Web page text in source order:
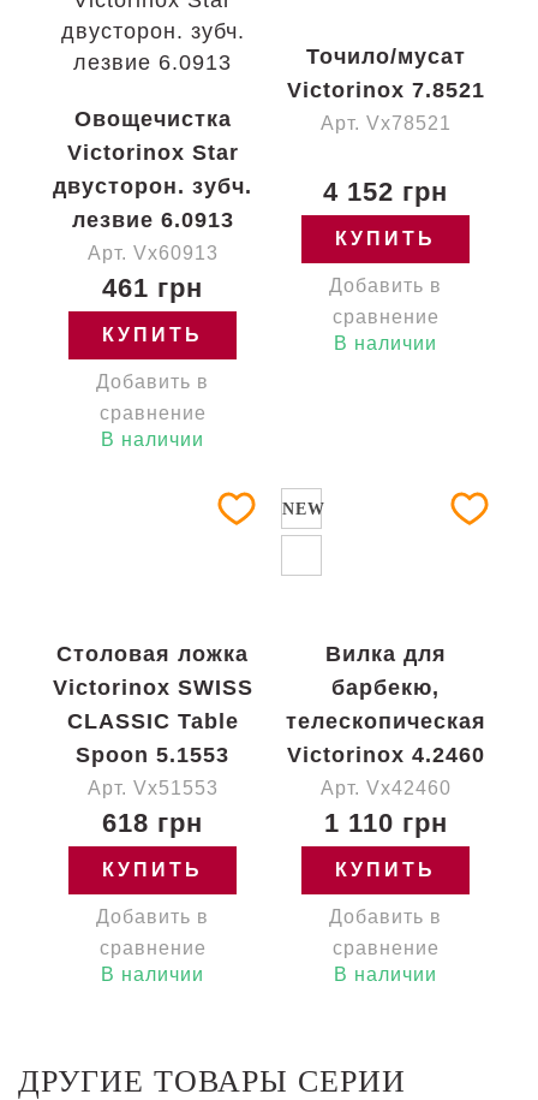
Овощечистка
Victorinox Star
двусторон. зубч.
лезвие 6.0913
Арт. Vx60913
461 грн
КУПИТЬ
Добавить в
сравнение
В наличии
Точило/мусат
Victorinox 7.8521
Арт. Vx78521
4 152 грн
КУПИТЬ
Добавить в
сравнение
В наличии
Столовая ложка
Victorinox SWISS
CLASSIC Table
Spoon 5.1553
Арт. Vx51553
618 грн
КУПИТЬ
Добавить в
сравнение
В наличии
NEW
Вилка для
барбекю,
телескопическая
Victorinox 4.2460
Арт. Vx42460
1 110 грн
КУПИТЬ
Добавить в
сравнение
В наличии
ДРУГИЕ ТОВАРЫ СЕРИИ